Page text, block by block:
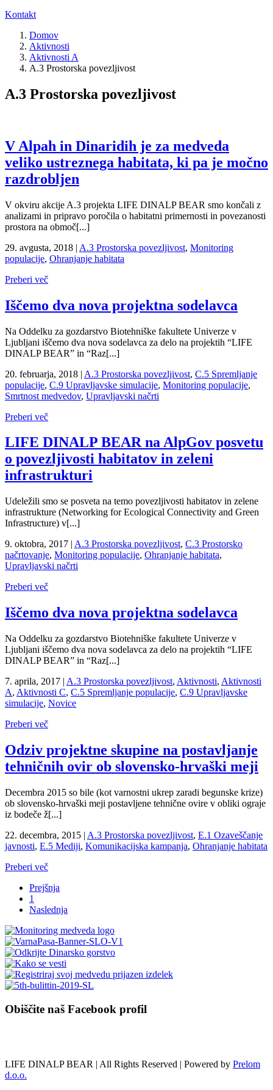
Kontakt
Domov
Aktivnosti
Aktivnosti A
A.3 Prostorska povezljivost
A.3 Prostorska povezljivost
V Alpah in Dinaridih je za medveda
veliko ustreznega habitata, ki pa je močno
razdrobljen
V okviru akcije A.3 projekta LIFE DINALP BEAR smo končali z
analizami in pripravo poročila o habitatni primernosti in povezanosti
prostora na območ[...]
29. avgusta, 2018 | A.3 Prostorska povezljivost, Monitoring
populacije, Ohranjanje habitata
Preberi več
Iščemo dva nova projektna sodelavca
Na Oddelku za gozdarstvo Biotehniške fakultete Univerze v
Ljubljani iščemo dva nova sodelavca za delo na projektih “LIFE
DINALP BEAR” in “Raz[...]
20. februarja, 2018 | A.3 Prostorska povezljivost, C.5 Spremljanje
populacije, C.9 Upravljavske simulacije, Monitoring populacije,
Smrtnost medvedov, Upravljavski načrti
Preberi več
LIFE DINALP BEAR na AlpGov posvetu
o povezljivosti habitatov in zeleni
infrastrukturi
Udeležili smo se posveta na temo povezljivosti habitatov in zelene
infrastrukture (Networking for Ecological Connectivity and Green
Infrastructure) v[...]
9. oktobra, 2017 | A.3 Prostorska povezljivost, C.3 Prostorsko
načrtovanje, Monitoring populacije, Ohranjanje habitata,
Upravljavski načrti
Preberi več
Iščemo dva nova projektna sodelavca
Na Oddelku za gozdarstvo Biotehniške fakultete Univerze v
Ljubljani iščemo dva nova sodelavca za delo na projektih “LIFE
DINALP BEAR” in “Raz[...]
7. aprila, 2017 | A.3 Prostorska povezljivost, Aktivnosti, Aktivnosti
A, Aktivnosti C, C.5 Spremljanje populacije, C.9 Upravljavske
simulacije, Novice
Preberi več
Odziv projektne skupine na postavljanje
tehničnih ovir ob slovensko-hrvaški meji
Decembra 2015 so bile (kot varnostni ukrep zaradi begunske krize)
ob slovensko-hrvaški meji postavljene tehnične ovire v obliki ograje
iz bodeče ž[...]
22. decembra, 2015 | A.3 Prostorska povezljivost, E.1 Ozaveščanje
javnosti, E.5 Mediji, Komunikacijska kampanja, Ohranjanje habitata
Preberi več
Prejšnja
1
Naslednja
Obiščite naš Facebook profil
LIFE DINALP BEAR | All Rights Reserved | Powered by Prelom
d.o.o.